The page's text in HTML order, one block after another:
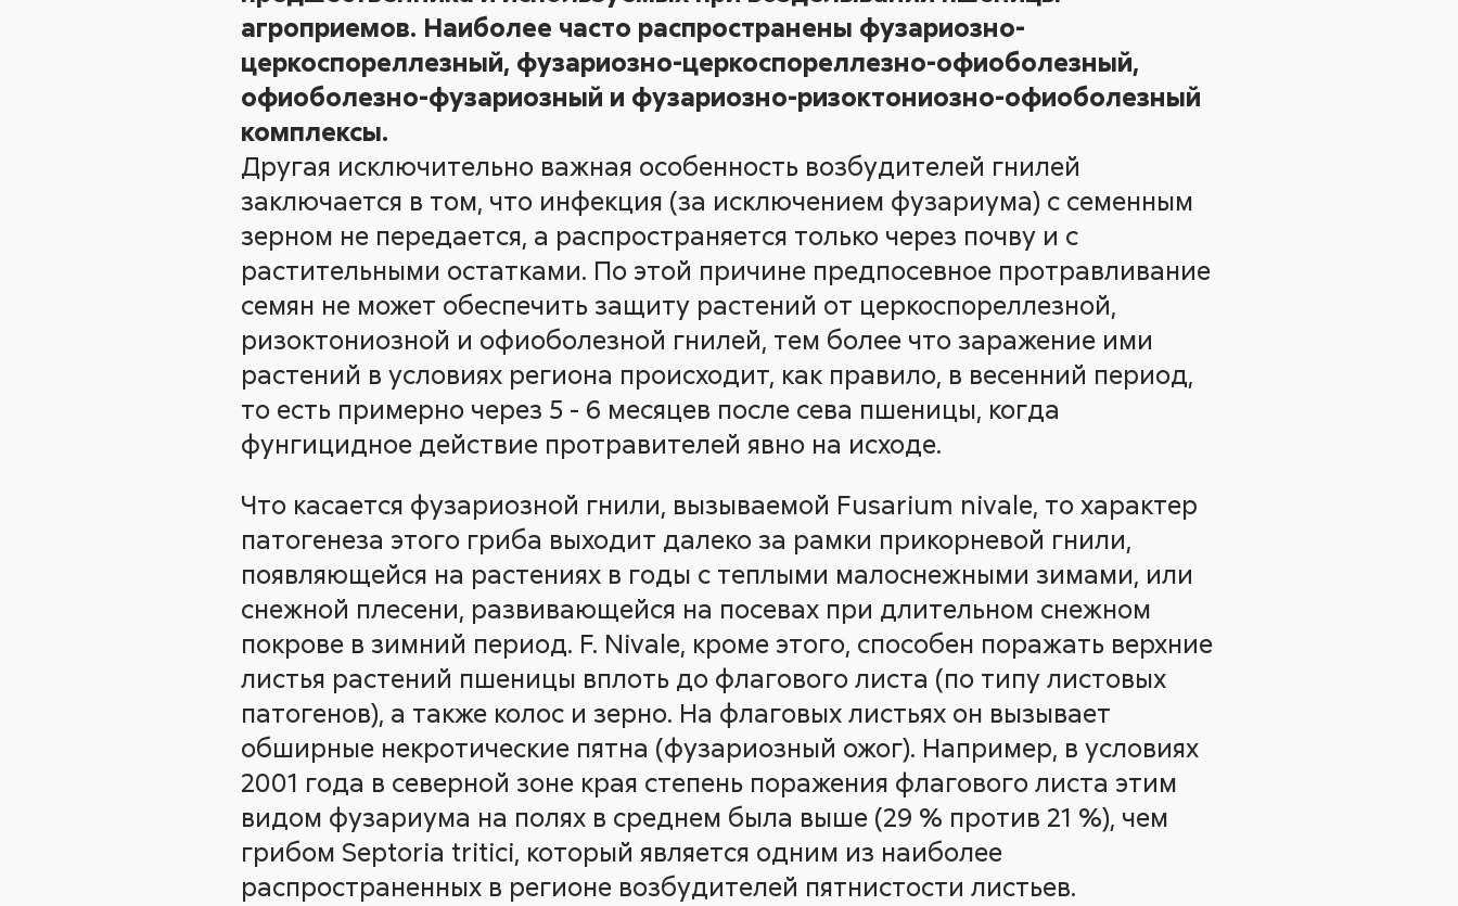
агроприемов. Наиболее часто распространены фузариозно-
церкоспореллезный, фузариозно-церкоспореллезно-офиоболезный,
офиоболезно-фузариозный и фузариозно-ризоктониозно-офиоболезный
комплексы.
Другая исключительно важная особенность возбудителей гнилей
заключается в том, что инфекция (за исключением фузариума) с семенным
зерном не передается, а распространяется только через почву и с
растительными остатками. По этой причине предпосевное протравливание
семян не может обеспечить защиту растений от церкоспореллезной,
ризоктониозной и офиоболезной гнилей, тем более что заражение ими
растений в условиях региона происходит, как правило, в весенний период,
то есть примерно через 5 - 6 месяцев после сева пшеницы, когда
фунгицидное действие протравителей явно на исходе.
Что касается фузариозной гнили, вызываемой Fusarium nivale, то характер
патогенеза этого гриба выходит далеко за рамки прикорневой гнили,
появляющейся на растениях в годы с теплыми малоснежными зимами, или
снежной плесени, развивающейся на посевах при длительном снежном
покрове в зимний период. F. Nivale, кроме этого, способен поражать верхние
листья растений пшеницы вплоть до флагового листа (по типу листовых
патогенов), а также колос и зерно. На флаговых листьях он вызывает
обширные некротические пятна (фузариозный ожог). Например, в условиях
2001 года в северной зоне края степень поражения флагового листа этим
видом фузариума на полях в среднем была выше (29 % против 21 %), чем
грибом Septoria tritici, который является одним из наиболее
распространенных в регионе возбудителей пятнистости листьев.